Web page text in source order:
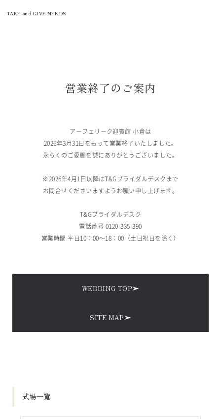
TAKE and GIVE NEEDS
営業終了のご案内
アーフェリーク迎賓館 小倉は
2026年3月31日をもって営業終了いたしました。
永らくのご愛顧を誠にありがとうございました。
※2026年4月1日以降はT&Gブライダルデスクまで
お問合せくださいますようお願い申し上げます。
T&Gブライダルデスク
電話番号 0120-335-390
営業時間 平日10：00～18：00（土日祝日を除く）
WEDDING TOP
SITE MAP
式場一覧